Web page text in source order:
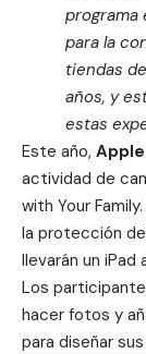
programa
para la
tiendas
años, y
estas
Este año,
actividad de
with Your
la protección
llevarán un
Los
hacer fotos y
para diseñar